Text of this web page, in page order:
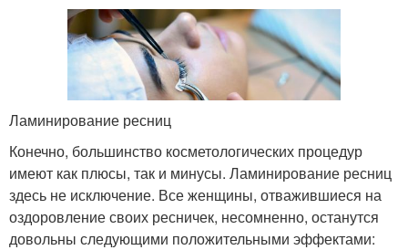
Ламинирование ресниц
Конечно, большинство косметологических процедур
имеют как плюсы, так и минусы. Ламинирование ресниц
здесь не исключение. Все женщины, отважившиеся на
оздоровление своих ресничек, несомненно, останутся
довольны следующими положительными эффектами: